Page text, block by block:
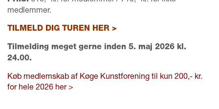
medlemmer.
TILMELD DIG TUREN HER >
Tilmelding meget gerne inden 5. maj 2026 kl.
24.00.
Køb medlemskab af Køge Kunstforening til kun 200,- kr.
for hele 2026 her >